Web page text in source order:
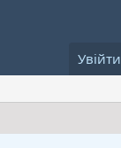
Увійти